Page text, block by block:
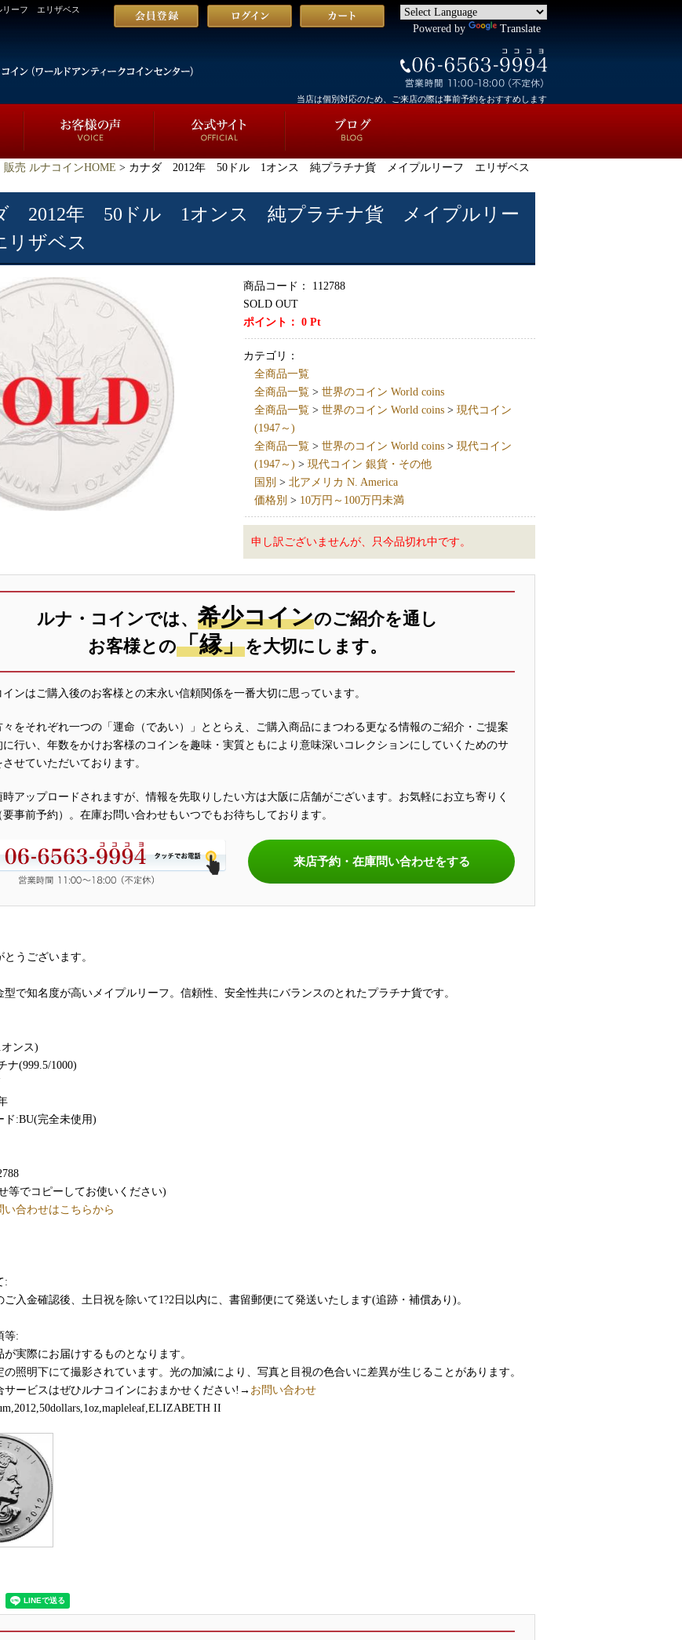
ーフ エリザベス
Powered by Translate
当店は個別対応のため、ご来店の際は事前予約をおすすめします
売 ルナコインHOME > カナダ 2012年 50ドル 1オンス 純プラチナ貨 メイプルリーフ エリザベス
2012年 50ドル 1オンス 純プラチナ貨 メイプルリー
ザベス
商品コード：
112788
SOLD OUT
ポイント： 0Pt
カテゴリ：
全商品一覧
全商品一覧> 世界のコイン World coins
全商品一覧> 世界のコイン World coins> 現代コイン
(1947～)
全商品一覧> 世界のコイン World coins> 現代コイン
(1947～) > 現代コイン 銀貨・その他
国別 > 北アメリカ N. America
価格別 > 10万円～100万円未満
申し訳ございませんが、只今品切れ中です。
ルナ・コインでは、 希少コインのご紹介を通し
お客様との「縁」を大切にします。
インはご購入後のお客様との末永い信頼関係を一番大切に思っています。
々をそれぞれ一つの「運命（であい）」ととらえ、ご購入商品にまつわる更なる情報のご紹介・ご提案
に行い、年数をかけお客様のコインを趣味・実質ともにより意味深いコレクションにしていくためのサ
せていただいております。
時アップロードされますが、情報を先取りしたい方は大阪に店舗がございます。お気軽にお立ち寄りく
要事前予約）。在庫お問い合わせもいつでもお待ちしております。
来店予約・在庫問い合わせをする
うございます。
型で知名度が高いメイプルリーフ。信頼性、安全性共にバランスのとれたプラチナ貨です。
ンス)
ナ(999.5/1000)
ド:BU(完全未使用)
等でコピーしてお使いください)
い合わせはこちらから
:
ご入金確認後、土日祝を除いて1?2日以内に、書留郵便にて発送いたします(追跡・補償あり)。
等:
が実際にお届けするものとなります。
の照明下にて撮影されています。光の加減により、写真と目視の色合いに差異が生じることがあります。
サービスはぜひルナコインにおまかせください!→ お問い合わせ
II